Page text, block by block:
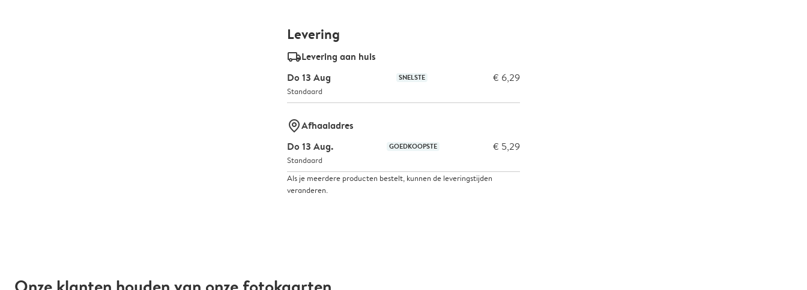
Levering
delivery_standard_v2Levering aan huis
Do 13 Aug
SNELSTE € 6,29
Standaard
marker-pinAfhaaladres
Do 13 Aug.
GOEDKOOPSTE € 5,29
Standaard
Als je meerdere producten bestelt, kunnen de leveringstijden
veranderen.